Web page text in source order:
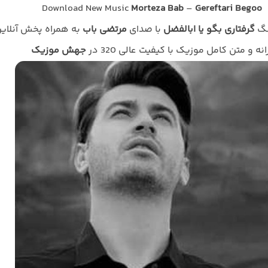
Download New Music Morteza Bab – Gereftari Begoo
گرفتاری بگو یا ابالفضل با صدای مرتضی باب به همراه پخش
و متن کامل موزیک با کیفیت عالی 320 در
جهش موزیک